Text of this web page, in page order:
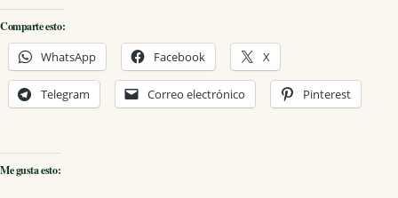
Comparte esto:
WhatsApp Facebook X
Telegram Correo electrónico Pinterest
Me gusta esto: